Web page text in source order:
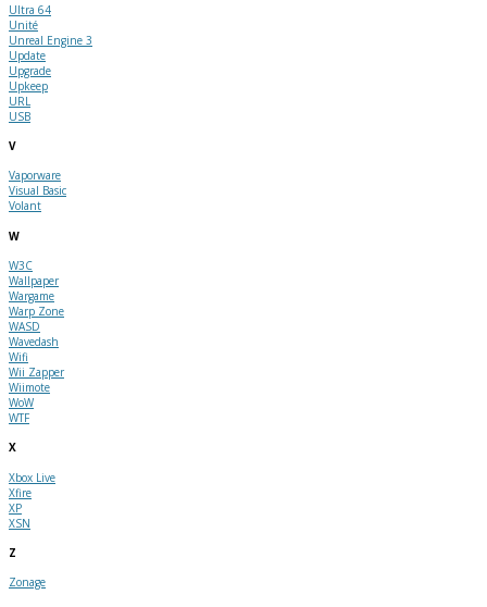
Ultra 64
Unité
Unreal Engine 3
Update
Upgrade
Upkeep
URL
USB
V
Vaporware
Visual Basic
Volant
W
W3C
Wallpaper
Wargame
Warp Zone
WASD
Wavedash
Wifi
Wii Zapper
Wiimote
WoW
WTF
X
Xbox Live
Xfire
XP
XSN
Z
Zonage